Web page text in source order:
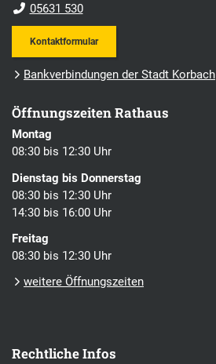
05631 530
Kontaktformular
Bankverbindungen der Stadt Korbach
Öffnungszeiten Rathaus
Montag
08:30 bis 12:30 Uhr
Dienstag bis Donnerstag
08:30 bis 12:30 Uhr
14:30 bis 16:00 Uhr
Freitag
08:30 bis 12:30 Uhr
weitere Öffnungszeiten
Rechtliche Infos